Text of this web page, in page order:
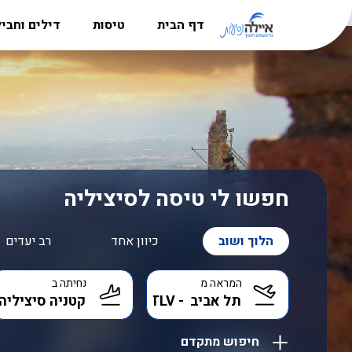
דף הבית
מדריך היעדים
הרשמה למשלחות לפולין
סניפים
אודות
דרושים
טיסות
טיסות לאירופה
טיסות לקרפטוס
טיסות לאתונה
טיסות לבודפשט
טיסות לבאקו
דילים
חבילות
דילים
חבילות
דילים
דילים
חפשו לי טיסה לסיציליה
הלוך ושוב כיוון אחד רב יעדים
המראה מ נחיתה ב